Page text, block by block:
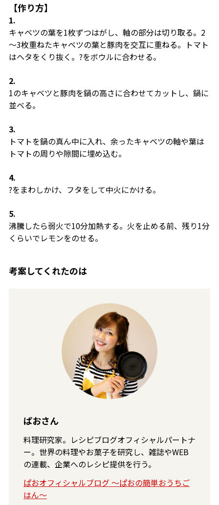
【作り方】
1.
キャベツの葉を1枚ずつはがし、軸の部分は切り取る。2
～3枚重ねたキャベツの葉と豚肉を交互に重ねる。トマト
はヘタをくり抜く。?をボウルに合わせる。
2.
1のキャベツと豚肉を鍋の高さに合わせてカットし、鍋に
並べる。
3.
トマトを鍋の真ん中に入れ、余ったキャベツの軸や葉は
トマトの周りや隙間に埋め込む。
4.
?をまわしかけ、フタをして中火にかける。
5.
沸騰したら弱火で10分加熱する。火を止める前、残り1分
くらいでレモンをのせる。
考案してくれたのは
ぱおさん
料理研究家。レシピブログオフィシャルパートナ
ー。世界の料理やお菓子を研究し、雑誌やWEB
の連載、企業へのレシピ提供を行う。
ぱおオフィシャルブログ 〜ぱおの簡単おうちご
はん〜